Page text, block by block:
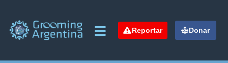
Reportar Donar